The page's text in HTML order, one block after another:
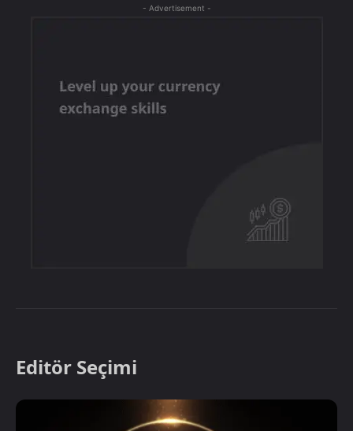
- Advertisement -
Editör Seçimi